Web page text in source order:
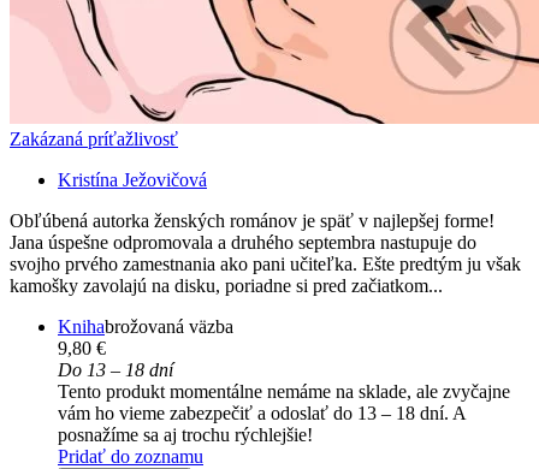
Zakázaná príťažlivosť
Kristína Ježovičová
Obľúbená autorka ženských románov je späť v najlepšej forme!
Jana úspešne odpromovala a druhého septembra nastupuje do
svojho prvého zamestnania ako pani učiteľka. Ešte predtým ju však
kamošky zavolajú na disku, poriadne si pred začiatkom...
Knihabrožovaná väzba
9,80 €
Do 13 – 18 dní
Tento produkt momentálne nemáme na sklade, ale zvyčajne
vám ho vieme zabezpečiť a odoslať do 13 – 18 dní. A
posnažíme sa aj trochu rýchlejšie!
Pridať do zoznamu